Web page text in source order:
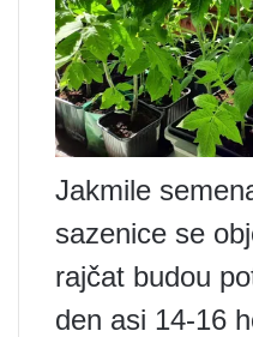
Jakmile
sazenice se
rajčat budou
den asi 14-16